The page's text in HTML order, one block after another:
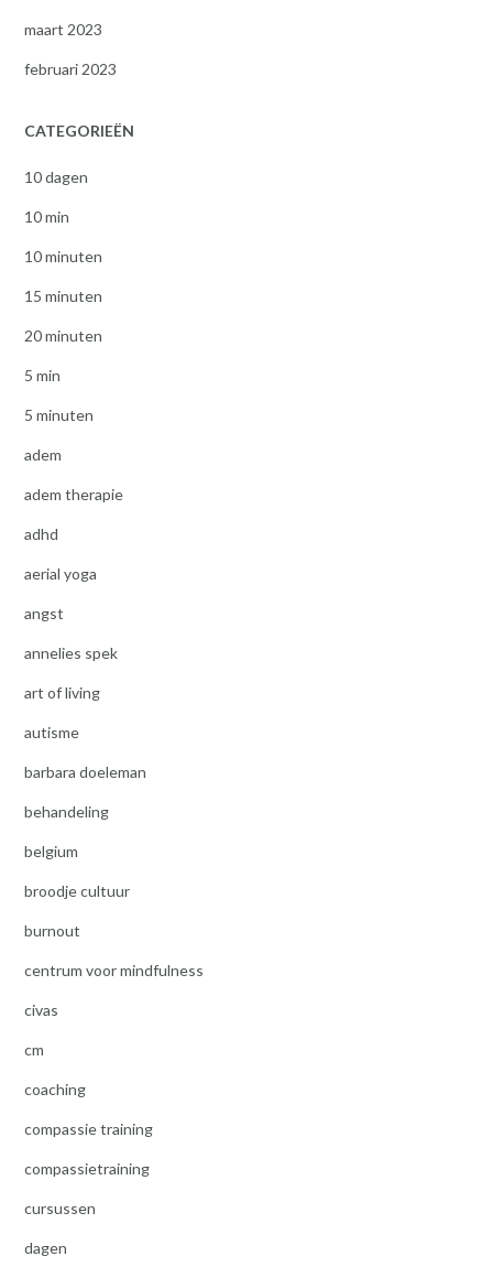
maart 2023
februari 2023
CATEGORIEËN
10 dagen
10 min
10 minuten
15 minuten
20 minuten
5 min
5 minuten
adem
adem therapie
adhd
aerial yoga
angst
annelies spek
art of living
autisme
barbara doeleman
behandeling
belgium
broodje cultuur
burnout
centrum voor mindfulness
civas
cm
coaching
compassie training
compassietraining
cursussen
dagen